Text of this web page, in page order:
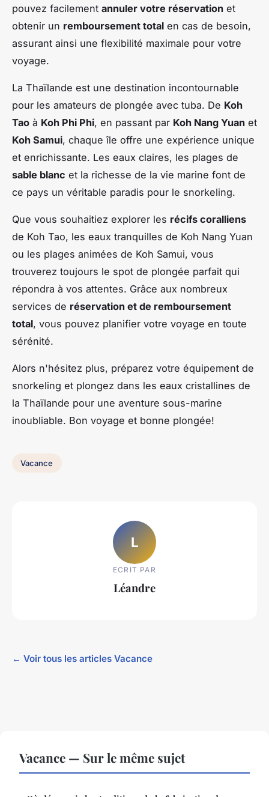
pouvez facilement annuler votre réservation et
obtenir un remboursement total en cas de besoin,
assurant ainsi une flexibilité maximale pour votre
voyage.
La Thaïlande est une destination incontournable
pour les amateurs de plongée avec tuba. De Koh
Tao à Koh Phi Phi, en passant par Koh Nang Yuan et
Koh Samui, chaque île offre une expérience unique
et enrichissante. Les eaux claires, les plages de
sable blanc et la richesse de la vie marine font de
ce pays un véritable paradis pour le snorkeling.
Que vous souhaitiez explorer les récifs coralliens
de Koh Tao, les eaux tranquilles de Koh Nang Yuan
ou les plages animées de Koh Samui, vous
trouverez toujours le spot de plongée parfait qui
répondra à vos attentes. Grâce aux nombreux
services de réservation et de remboursement
total, vous pouvez planifier votre voyage en toute
sérénité.
Alors n'hésitez plus, préparez votre équipement de
snorkeling et plongez dans les eaux cristallines de
la Thaïlande pour une aventure sous-marine
inoubliable. Bon voyage et bonne plongée!
Vacance
L
ECRIT PAR
Léandre
← Voir tous les articles Vacance
Vacance — Sur le même sujet